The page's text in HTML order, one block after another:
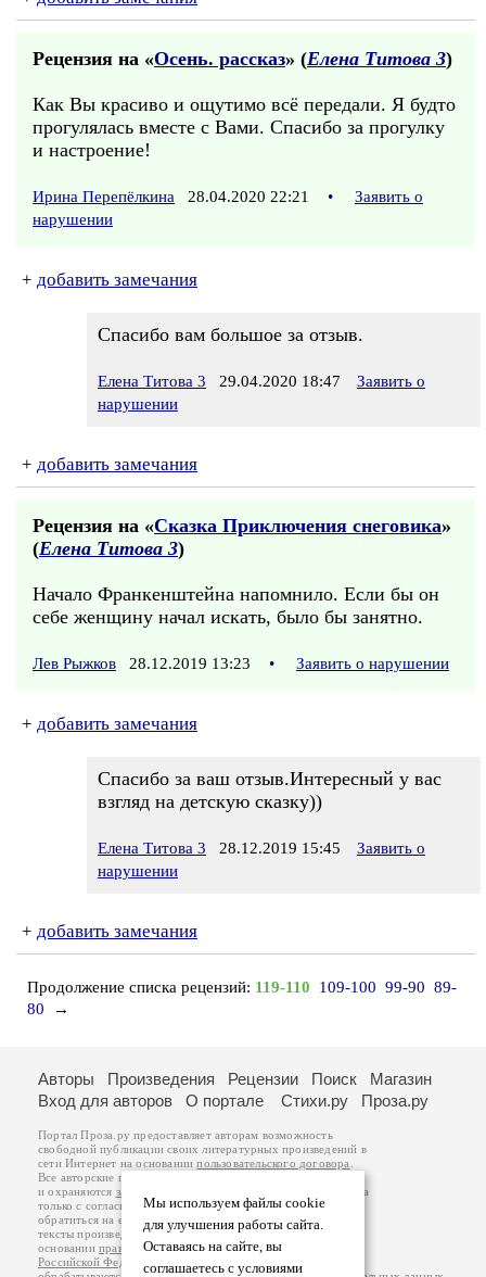
Рецензия на «Осень. рассказ» (Елена Титова 3)
Как Вы красиво и ощутимо всё передали. Я будто
прогулялась вместе с Вами. Спасибо за прогулку
и настроение!
Ирина Перепёлкина 28.04.2020 22:21 •
Заявить о
нарушении
+ добавить замечания
Спасибо вам большое за отзыв.
Елена Титова 3 29.04.2020 18:47
Заявить о
нарушении
+ добавить замечания
Рецензия на «Сказка Приключения снеговика»
(Елена Титова 3)
Начало Франкенштейна напомнило. Если бы он
себе женщину начал искать, было бы занятно.
Лев Рыжков 28.12.2019 13:23 • Заявить о нарушении
+ добавить замечания
Спасибо за ваш отзыв.Интересный у вас
взгляд на детскую сказку))
Елена Титова 3 28.12.2019 15:45
Заявить о
нарушении
+ добавить замечания
Продолжение списка рецензий: 119-110 109-100 99-90 89-
80
→
Мы используем файлы cookie
для улучшения работы сайта.
Оставаясь на сайте, вы
соглашаетесь с условиями
Авторы Произведения Рецензии Поиск
Магазин
Вход для авторов
О портале Стихи.ру Проза.ру
Портал Проза.ру предоставляет авторам возможность
свободной публикации своих литературных произведений в
сети Интернет на основаниипользовательского договора
Все авторские права на произведения принадлежат авторам
и охраняются законом
. Перепечатка произведений возможна
только с согласия его автора, к которому вы можете
обратиться на его авторской странице. Ответственность за
тексты произведений авторы несут самостоятельно на
основанииправил публикацииизаконодательства
Российской Федерации